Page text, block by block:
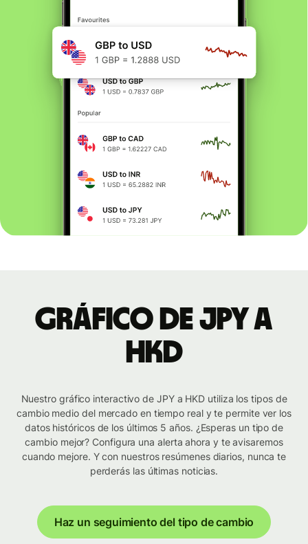
Gráfico de JPY a
HKD
Nuestro gráfico interactivo de JPY a HKD utiliza los tipos de
cambio medio del mercado en tiempo real y te permite ver los
datos históricos de los últimos 5 años. ¿Esperas un tipo de
cambio mejor? Configura una alerta ahora y te avisaremos
cuando mejore. Y con nuestros resúmenes diarios, nunca te
perderás las últimas noticias.
Haz un seguimiento del tipo de cambio